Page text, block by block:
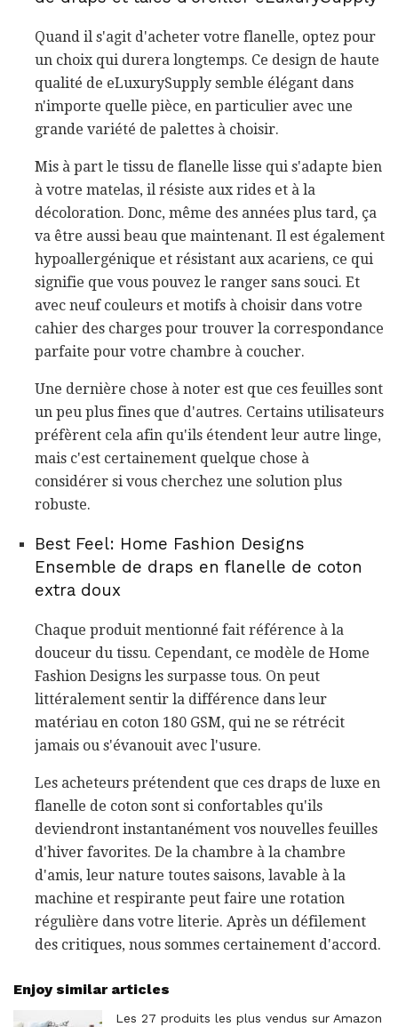
Quand il s'agit d'acheter votre flanelle, optez pour
un choix qui durera longtemps. Ce design de haute
qualité de eLuxurySupply semble élégant dans
n'importe quelle pièce, en particulier avec une
grande variété de palettes à choisir.
Mis à part le tissu de flanelle lisse qui s'adapte bien
à votre matelas, il résiste aux rides et à la
décoloration. Donc, même des années plus tard, ça
va être aussi beau que maintenant. Il est également
hypoallergénique et résistant aux acariens, ce qui
signifie que vous pouvez le ranger sans souci. Et
avec neuf couleurs et motifs à choisir dans votre
cahier des charges pour trouver la correspondance
parfaite pour votre chambre à coucher.
Une dernière chose à noter est que ces feuilles sont
un peu plus fines que d'autres. Certains utilisateurs
préfèrent cela afin qu'ils étendent leur autre linge,
mais c'est certainement quelque chose à
considérer si vous cherchez une solution plus
robuste.
Best Feel: Home Fashion Designs
Ensemble de draps en flanelle de coton
extra doux
Chaque produit mentionné fait référence à la
douceur du tissu. Cependant, ce modèle de Home
Fashion Designs les surpasse tous. On peut
littéralement sentir la différence dans leur
matériau en coton 180 GSM, qui ne se rétrécit
jamais ou s'évanouit avec l'usure.
Les acheteurs prétendent que ces draps de luxe en
flanelle de coton sont si confortables qu'ils
deviendront instantanément vos nouvelles feuilles
d'hiver favorites. De la chambre à la chambre
d'amis, leur nature toutes saisons, lavable à la
machine et respirante peut faire une rotation
régulière dans votre literie. Après un défilement
des critiques, nous sommes certainement d'accord.
Enjoy similar articles
Les 27 produits les plus vendus sur Amazon